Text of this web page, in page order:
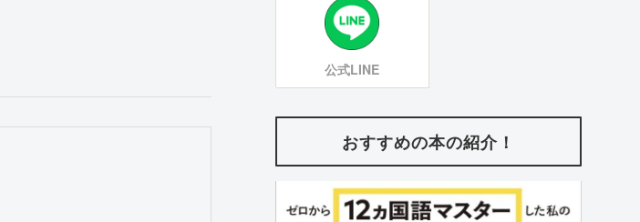
公式LINE
おすすめの本の紹介！